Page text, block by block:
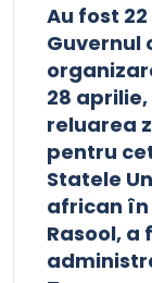
Au fost
Guvernul
28
reluarea
pentru
Statele
african în
Rasool, a